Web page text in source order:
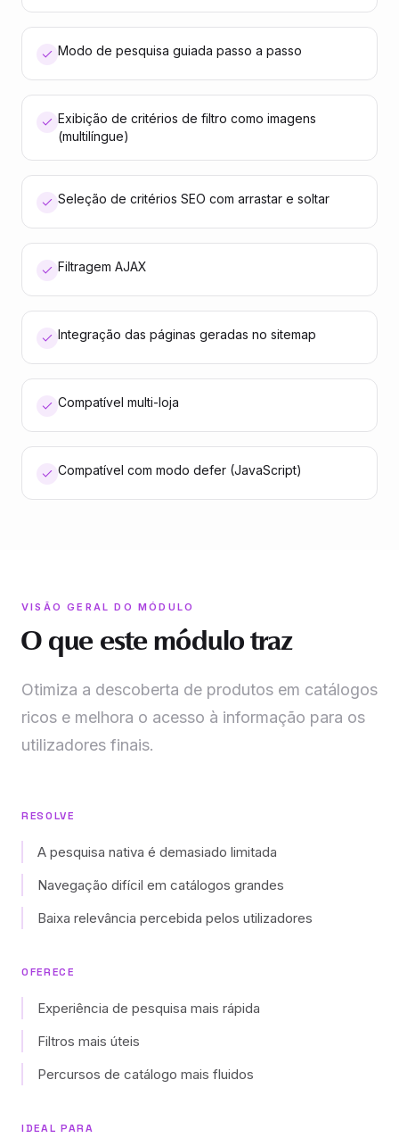
Modo de pesquisa guiada passo a passo
Exibição de critérios de filtro como imagens
(multilíngue)
Seleção de critérios SEO com arrastar e soltar
Filtragem AJAX
Integração das páginas geradas no sitemap
Compatível multi-loja
Compatível com modo defer (JavaScript)
VISÃO GERAL DO MÓDULO
O que este módulo traz
Otimiza a descoberta de produtos em catálogos
ricos e melhora o acesso à informação para os
utilizadores finais.
RESOLVE
A pesquisa nativa é demasiado limitada
Navegação difícil em catálogos grandes
Baixa relevância percebida pelos utilizadores
OFERECE
Experiência de pesquisa mais rápida
Filtros mais úteis
Percursos de catálogo mais fluidos
IDEAL PARA